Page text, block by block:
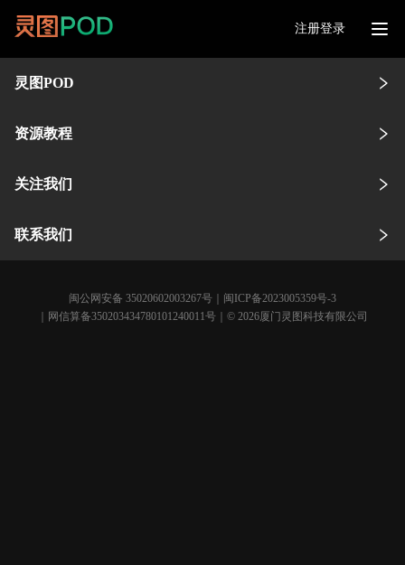
注册登录
灵图POD
资源教程
关注我们
联系我们
闽公网安备 35020602003267号
闽ICP备2023005359号-3
｜网信算备350203434780101240011号｜© 2026厦门灵图科技有限公司